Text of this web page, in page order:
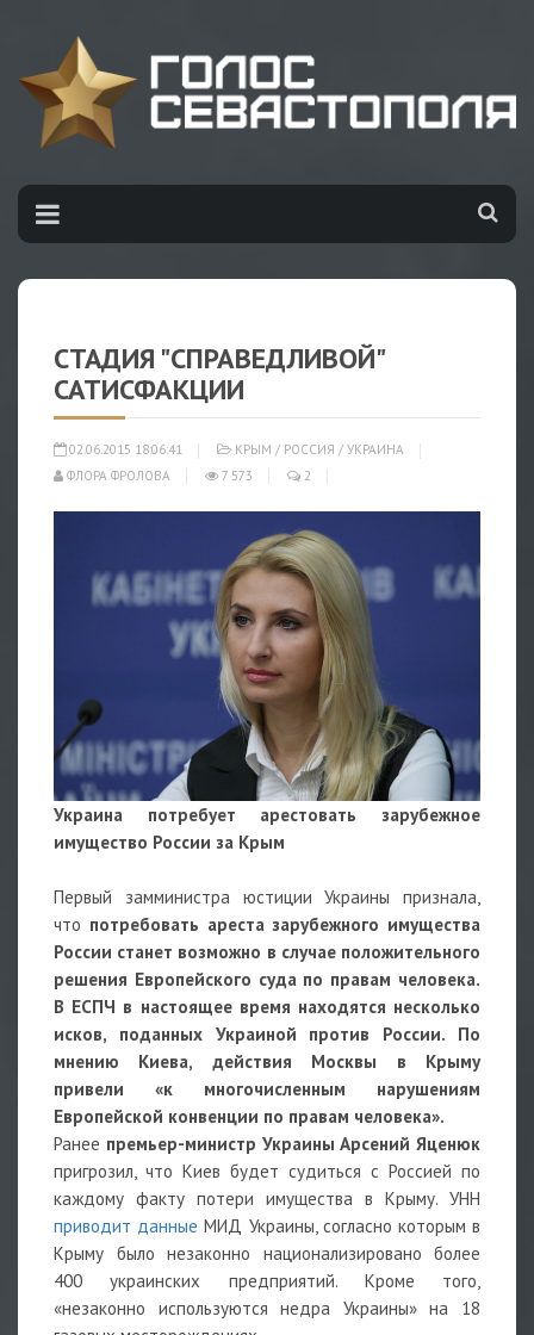
СТАДИЯ "СПРАВЕДЛИВОЙ"
САТИСФАКЦИИ
02.06.2015 18:06:41 КРЫМ / РОССИЯ / УКРАИНА
ФЛОРА ФРОЛОВА
7 573 2
Украина потребует арестовать зарубежное
имущество России за Крым
Первый замминистра юстиции Украины признала,
что потребовать ареста зарубежного имущества
России станет возможно в случае положительного
решения Европейского суда по правам человека.
В ЕСПЧ в настоящее время находятся несколько
исков, поданных Украиной против России. По
мнению Киева, действия Москвы в Крыму
привели «к многочисленным нарушениям
Европейской конвенции по правам человека».
Ранее премьер-министр Украины Арсений Яценюк
пригрозил, что Киев будет судиться с Россией по
каждому факту потери имущества в Крыму. УНН
приводит данные МИД Украины, согласно которым в
Крыму было незаконно национализировано более
400 украинских предприятий. Кроме того,
«незаконно используются недра Украины» на 18